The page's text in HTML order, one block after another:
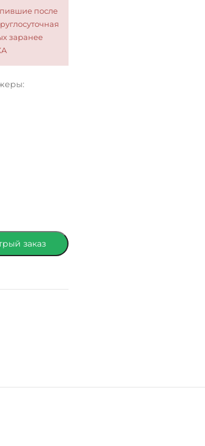
после
заранее
заказ